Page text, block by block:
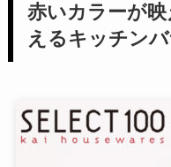
赤いカラーが
えるキッチンバ